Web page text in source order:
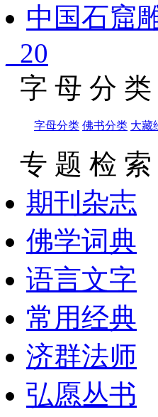
中国石窟
_20
字 母 分 类
字母分类 佛书分类 大藏
专 题 检 索
期刊杂志
佛学词典
语言文字
常用经典
济群法师
弘愿丛书